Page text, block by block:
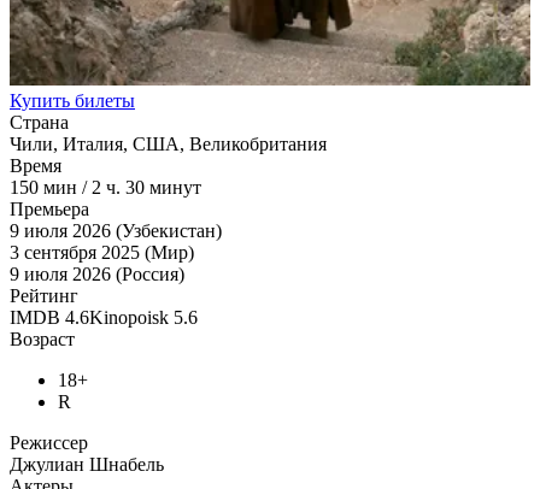
Купить билеты
Страна
Чили, Италия, США, Великобритания
Время
150 мин / 2 ч. 30 минут
Премьера
9 июля 2026 (Узбекистан)
3 сентября 2025 (Мир)
9 июля 2026 (Россия)
Рейтинг
IMDB 4.6Kinopoisk 5.6
Возраст
18+
R
Режиссер
Джулиан Шнабель